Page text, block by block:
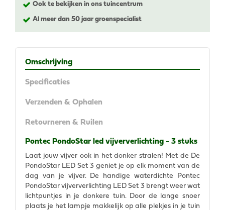
Ook te bekijken in ons tuincentrum
Al meer dan 50 jaar groenspecialist
Omschrijving
Specificaties
Verzenden & Ophalen
Retourneren & Ruilen
Pontec PondoStar led vijververlichting - 3 stuks
Laat jouw vijver ook in het donker stralen! Met de De
PondoStar LED Set 3 geniet je op elk moment van de
dag van je vijver. De handige waterdichte Pontec
PondoStar vijververlichting LED Set 3 brengt weer wat
lichtpuntjes in je donkere tuin. Door de lange snoer
plaats je het lampje makkelijk op alle plekjes in je tuin